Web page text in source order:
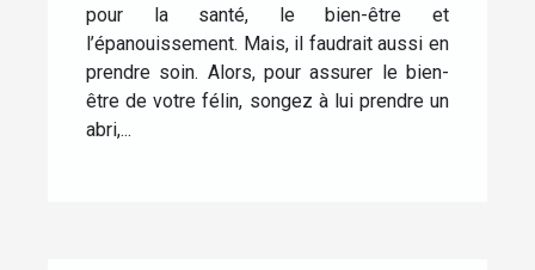
pour la santé, le bien-être et
l’épanouissement. Mais, il faudrait aussi en
prendre soin. Alors, pour assurer le bien-
être de votre félin, songez à lui prendre un
abri,...